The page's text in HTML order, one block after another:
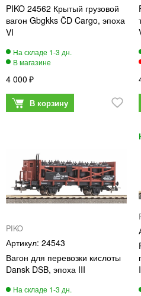
PIKO 24562 Крытый грузовой
вагон Gbgkks ČD Cargo, эпоха
VI
4 000
PIKO
24543
Вагон для перевозки кислоты
Dansk DSB, эпоха III